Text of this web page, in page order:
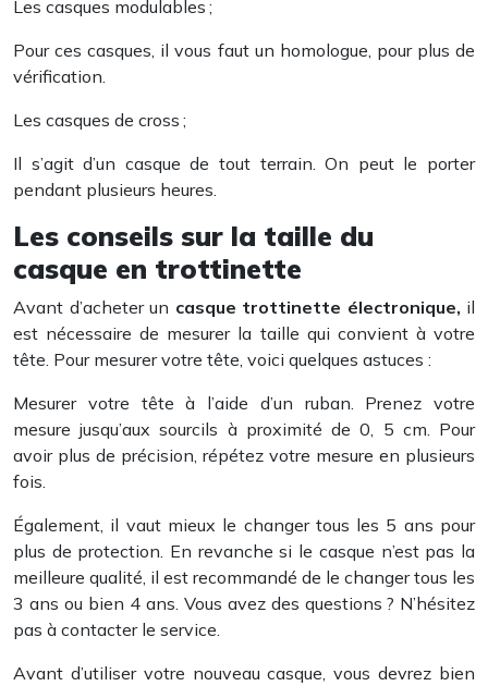
Les casques modulables ;
Pour ces casques, il vous faut un homologue, pour plus de
vérification.
Les casques de cross ;
Il s’agit d’un casque de tout terrain. On peut le porter
pendant plusieurs heures.
Les conseils sur la taille du
casque en trottinette
Avant d’acheter un casque trottinette électronique, il
est nécessaire de mesurer la taille qui convient à votre
tête. Pour mesurer votre tête, voici quelques astuces :
Mesurer votre tête à l’aide d’un ruban. Prenez votre
mesure jusqu’aux sourcils à proximité de 0, 5 cm. Pour
avoir plus de précision, répétez votre mesure en plusieurs
fois.
Également, il vaut mieux le changer tous les 5 ans pour
plus de protection. En revanche si le casque n’est pas la
meilleure qualité, il est recommandé de le changer tous les
3 ans ou bien 4 ans. Vous avez des questions ? N’hésitez
pas à contacter le service.
Avant d’utiliser votre nouveau casque, vous devrez bien